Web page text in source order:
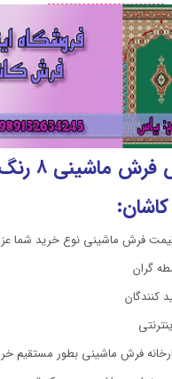
قیمت فرش
قیمت فرش ماشینی نوع خرید شما
فرش ماشینی بطور مستقیم